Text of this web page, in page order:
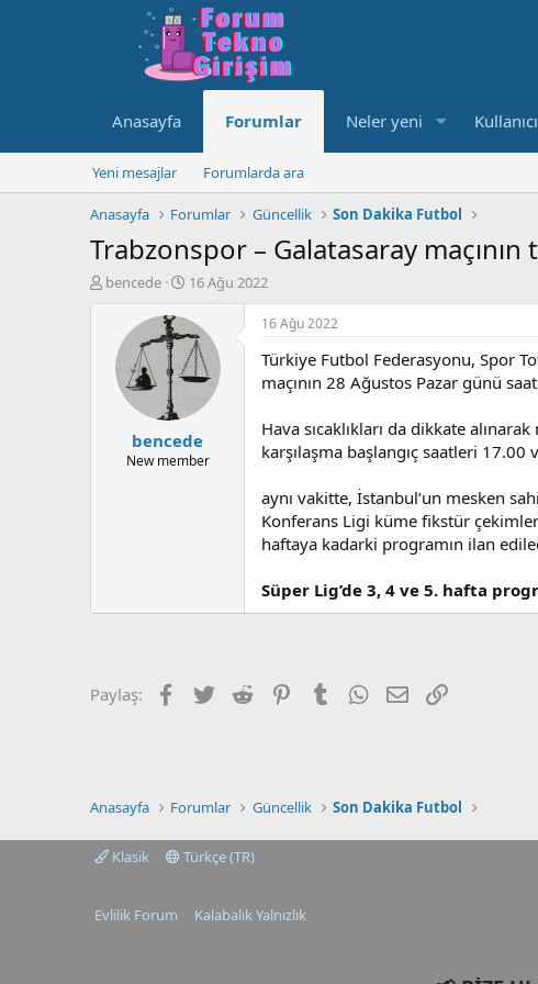
Anasayfa Forumlar Neler yeni
Yeni mesajlar Forumlarda ara
Anasayfa Forumlar Güncellik Son Dakika Futbol
Trabzonspor – Galatasaray
K
bencede
B
ş
l
a
n
ı
ç
t
16 Ağu 2022
bencede
New member
16 Ağu 2022
Türkiye Futbol Federasyonu, Spor
maçının 28 Ağustos Pazar günü
Hava sıcaklıkları da dikkate
karşılaşma başlangıç saatleri
aynı vakitte, İstanbul’un mesken
Konferans Ligi küme fikstür
haftaya kadarki programın ilan
Süper Lig’de 3, 4 ve 5. hafta
Paylaş: Facebook
TwitterReddit PinterestTumblrWhatsApp
E-postaLink
Anasayfa Forumlar Güncellik Son Dakika Futbol
Klasik Türkçe (TR)
Evlilik Forum Kalabalık Yalnızlık